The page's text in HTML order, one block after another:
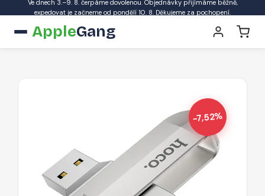
Ve dnech 3.–9. 8. čerpáme dovolenou. Objednávky přijímáme běžně,
expedovat je začneme od pondělí 10. 8. Děkujeme za pochopení.
AppleGang
-7,52%
HOCO